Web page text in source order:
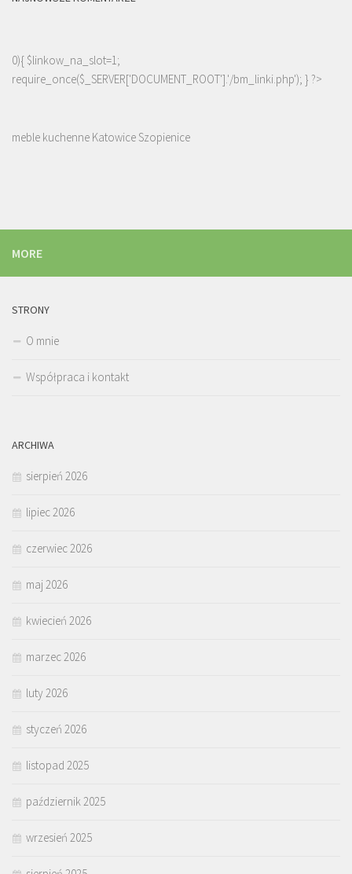
0){ $linkow_na_slot=1;
require_once($_SERVER['DOCUMENT_ROOT'].'/bm_linki.php'); } ?>
meble kuchenne Katowice Szopienice
MORE
STRONY
O mnie
Współpraca i kontakt
ARCHIWA
sierpień 2026
lipiec 2026
czerwiec 2026
maj 2026
kwiecień 2026
marzec 2026
luty 2026
styczeń 2026
listopad 2025
październik 2025
wrzesień 2025